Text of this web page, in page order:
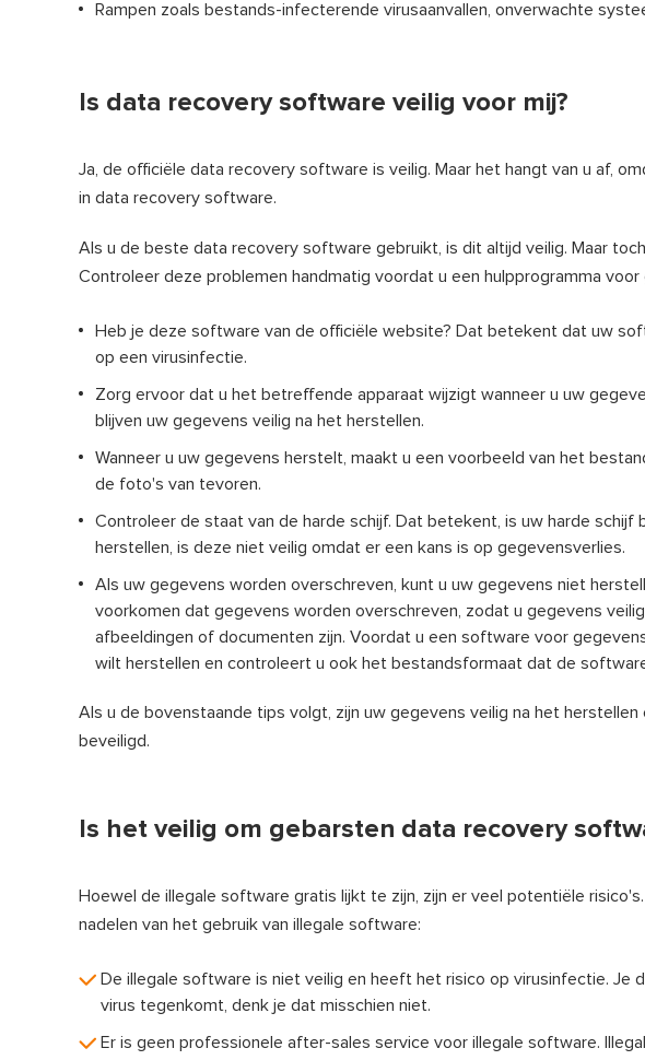
Rampen zoals bestands-infecterende virusaanvallen, onverwachte
Is data recovery software veilig voor mij?
Ja, de officiële data recovery software is veilig. Maar het hangt van u af,
in data recovery software.
Als u de beste data recovery software gebruikt, is dit altijd veilig. Maar
Controleer deze problemen handmatig voordat u een hulpprogramma
Heb je deze software van de officiële website? Dat betekent dat uw
op een virusinfectie.
Zorg ervoor dat u het betreffende apparaat wijzigt wanneer u uw
blijven uw gegevens veilig na het herstellen.
Wanneer u uw gegevens herstelt, maakt u een voorbeeld van het
de foto's van tevoren.
Controleer de staat van de harde schijf. Dat betekent, is uw harde
herstellen, is deze niet veilig omdat er een kans is op gegevensverlies.
Als uw gegevens worden overschreven, kunt u uw gegevens niet
voorkomen dat gegevens worden overschreven, zodat u gegevens
afbeeldingen of documenten zijn. Voordat u een software voor
wilt herstellen en controleert u ook het bestandsformaat dat de
Als u de bovenstaande tips volgt, zijn uw gegevens veilig na het
beveiligd.
Is het veilig om gebarsten data recovery
Hoewel de illegale software gratis lijkt te zijn, zijn er veel potentiële
nadelen van het gebruik van illegale software:
De illegale software is niet veilig en heeft het risico op virusinfectie. Je
virus tegenkomt, denk je dat misschien niet.
Er is geen professionele after-sales service voor illegale software.